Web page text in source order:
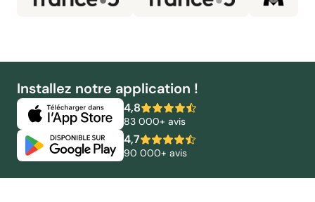
Installez notre application !
4,8
83 000+ avis
4,7
90 000+ avis